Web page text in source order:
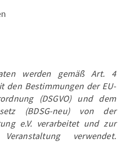
werden gemäß Art. 4
den Bestimmungen der EU-
(DSGVO) und dem
(BDSG-neu) von der
e.V. verarbeitet und zur
verwendet.